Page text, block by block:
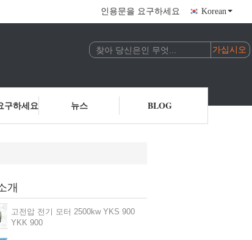
인용문을 요구하세요 Korean
구하세요 뉴스 BLOG
개
고전압 전기 모터 2500kw YKS 900
YKK 900